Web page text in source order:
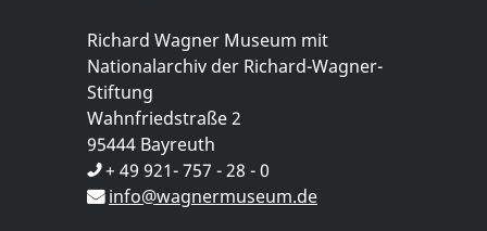
Richard Wagner Museum mit
Nationalarchiv der Richard-Wagner-
Stiftung
Wahnfriedstraße 2
95444 Bayreuth
+ 49 921- 757 - 28 - 0
info@wagnermuseum.de